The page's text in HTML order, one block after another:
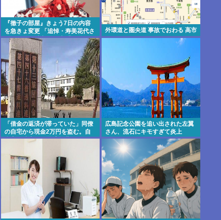
『徹子の部屋』きょう7日の内容
を急きょ変更 「追悼・寿美花代さ
ん」放送へ 当初の予定「放送日は
未定です」
外環道と圏央道 事故でおわる 高市
「借金の返済が滞っていた」同僚
の自宅から現金2万円を盗む。自
衛官の陸士長が懲戒免職に
広島記念公園を追い出された左翼
さん、流石にキモすぎて炎上